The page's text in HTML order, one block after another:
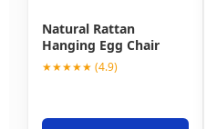
Natural Rattan
Hanging Egg Chair
★★★★★ (4.9)